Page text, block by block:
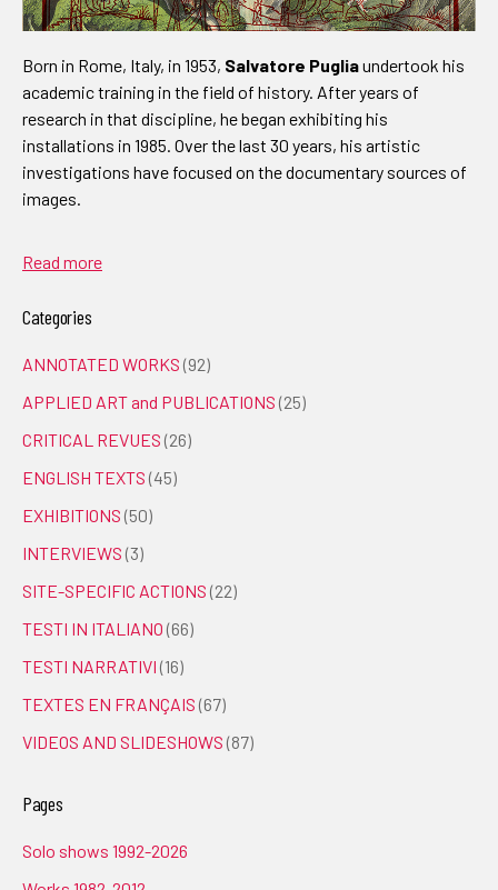
Born in Rome, Italy, in 1953, Salvatore Pugliaundertook his
academic training in the field of history. After years of
research in that discipline, he began exhibiting his
installations in 1985. Over the last 30 years, his artistic
investigations have focused on the documentary sources of
images.
Read more
Categories
ANNOTATED WORKS (92)
APPLIED ART and PUBLICATIONS (25)
CRITICAL REVUES (26)
ENGLISH TEXTS (45)
EXHIBITIONS (50)
INTERVIEWS (3)
SITE-SPECIFIC ACTIONS (22)
TESTI IN ITALIANO (66)
TESTI NARRATIVI (16)
TEXTES EN FRANÇAIS (67)
VIDEOS AND SLIDESHOWS (87)
Pages
Solo shows 1992-2026